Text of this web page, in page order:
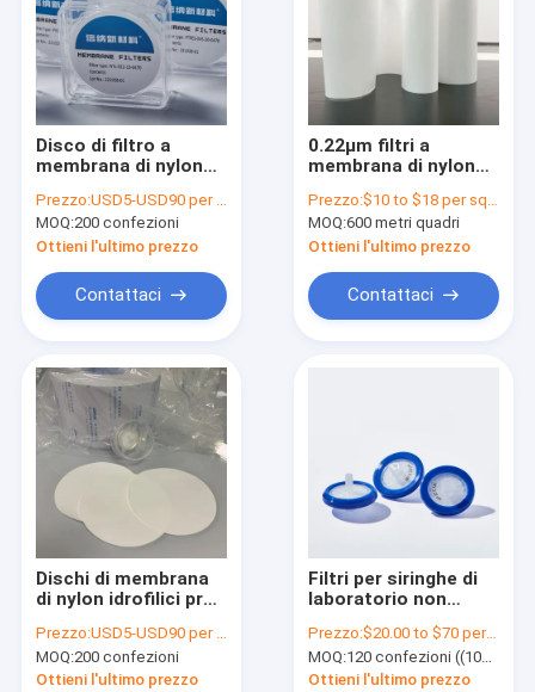
Disco di filtro a
membrana di nylon
preparazione di
campioni di
cromatografia HPLC
Prezzo:USD5-USD90 per pack
MOQ:200 confezioni
Ottieni l'ultimo prezzo
Contattaci
0.22μm filtri a
membrana di nylon
rinforzato
Prezzo:$10 to $18 per square meter
MOQ:600 metri quadri
Ottieni l'ultimo prezzo
Contattaci
Dischi di membrana
di nylon idrofilici pre-
capacità di
trasmissione non
sterili
Prezzo:USD5-USD90 per pack
MOQ:200 confezioni
Ottieni l'ultimo prezzo
Filtri per siringhe di
laboratorio non
mm Filtro per
siringhe a membrana
di nylon
Prezzo:$20.00 to $70 per pack
MOQ:120 confezioni ((100 PCS/PACK)
Ottieni l'ultimo prezzo